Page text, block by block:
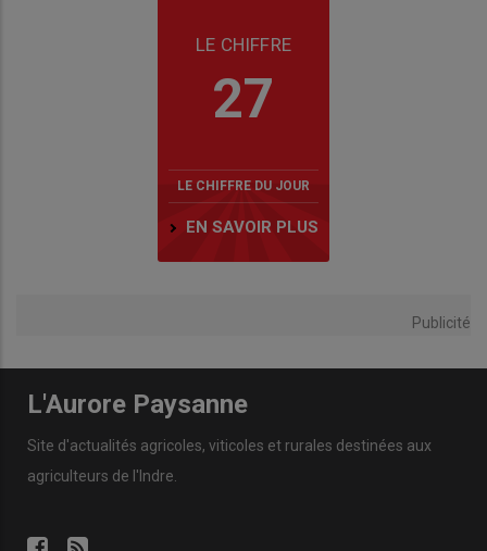
LE CHIFFRE
27
LE CHIFFRE DU JOUR
EN SAVOIR PLUS
Publicité
L'Aurore Paysanne
Site d'actualités agricoles, viticoles et rurales destinées aux
agriculteurs de l'Indre.